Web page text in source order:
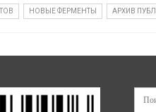
НОВЫЕ ФЕРМЕНТЫ АРХИВ